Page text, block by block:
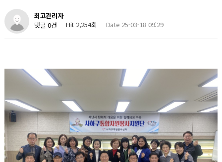
최고관리자
댓글 0건
Hit 2,254회 Date 25-03-18 09:29